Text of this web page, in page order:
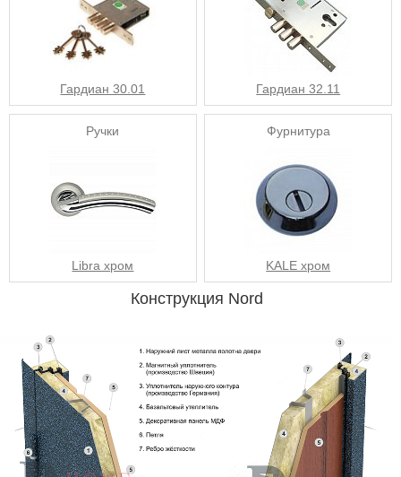
Гардиан 30.01 Гардиан 32.11
Ручки
Libra хром
Фурнитура
KALE хром
Конструкция Nord